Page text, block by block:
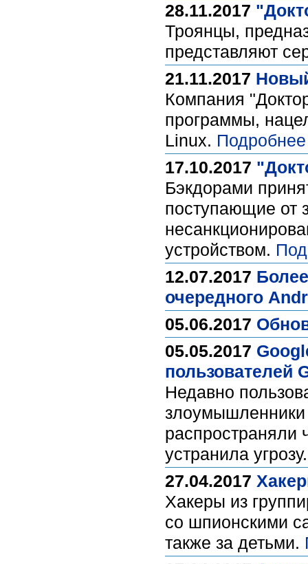
28.11.2017
Троянцы,
представляют
21.11.2017
Компания
программы,
Linux.
17.10.2017
Бэкдорами
поступающие от
устройством.
12.07.2017
очередного
05.06.2017
05.05.2017
пользователей
Недавно
злоумышленники
распространяли
устранила
27.04.2017
Хакеры из
со шпионскими
также за детьми.